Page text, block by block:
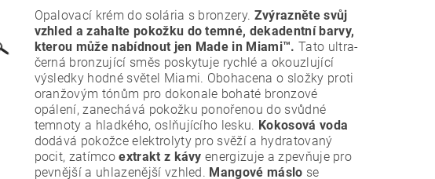
Opalovací krém do solária s bronzery. Zvýrazněte svůj
vzhled a zahalte pokožku do temné, dekadentní barvy,
kterou může nabídnout jen Made in Miami™. Tato ultra-
černá bronzující směs poskytuje rychlé a okouzlující
výsledky hodné světel Miami. Obohacena o složky proti
oranžovým tónům pro dokonale bohaté bronzové
opálení, zanechává pokožku ponořenou do svůdné
temnoty a hladkého, oslňujícího lesku. Kokosová voda
dodává pokožce elektrolyty pro svěží a hydratovaný
pocit, zatímcoextrakt z kávy energizuje a zpevňuje pro
pevnější a uhlazenější vzhled. Mangové máslo se